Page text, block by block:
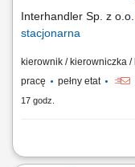
Interhandler Sp. z o.o.
stacjonarna
kierownik / kierowniczka
pracę
pełny etat
17 godz.
Twoje zadania: aktywne